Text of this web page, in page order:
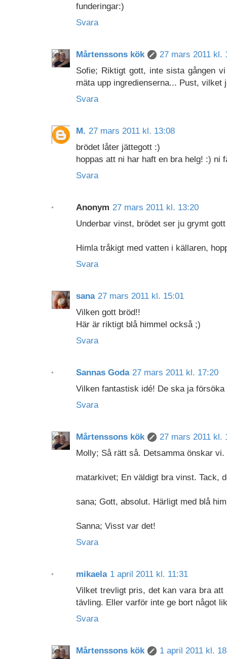
funderingar:)
Svara
Mårtenssons kök
27 mars 2011 kl.
Sofie; Riktigt gott, inte sista gången
mäta upp ingredienserna... Pust, vilket
Svara
M. 27 mars 2011 kl. 13:08
brödet låter jättegott :)
hoppas att ni har haft en bra helg! :) ni
Svara
Anonym 27 mars 2011 kl. 13:20
Underbar vinst, brödet ser ju grymt
Himla tråkigt med vatten i källaren,
Svara
sana 27 mars 2011 kl. 15:01
Vilken gott bröd!!
Här är riktigt blå himmel också ;)
Svara
Sannas Goda 27 mars 2011 kl. 17:20
Vilken fantastisk idé! De ska ja
Svara
Mårtenssons kök
27 mars 2011 kl.
Molly; Så rätt så. Detsamma önskar vi.
matarkivet; En väldigt bra vinst. Tack,
sana; Gott, absolut. Härligt med blå
Sanna; Visst var det!
Svara
mikaela 1 april 2011 kl. 11:31
Vilket trevligt pris, det kan vara bra
tävling. Eller varför inte ge bort något
Svara
Mårtenssons kök
1 april 2011 kl.